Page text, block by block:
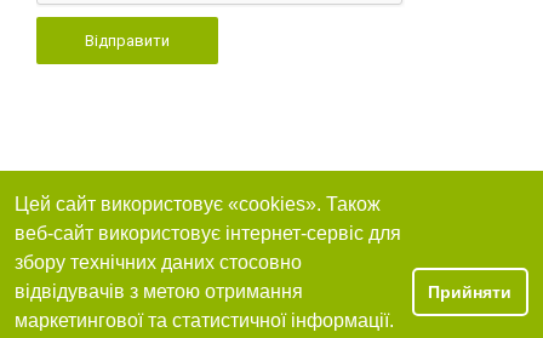
Відправити
Цей сайт використовує «cookies». Також
веб-сайт використовує інтернет-сервіс для
збору технічних даних стосовно
відвідувачів з метою отримання
маркетингової та статистичної інформації.
Прийняти